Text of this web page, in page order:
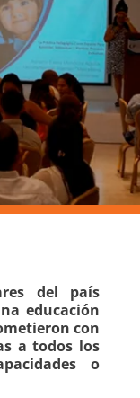
del país
educación
con
a todos los
o